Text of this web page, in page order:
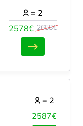
2578€ 2658€
= 2
2587€
= 2